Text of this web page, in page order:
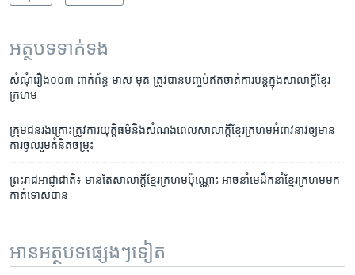
អត្ថបទ​ទាក់ទង
សំណុំរឿង​០០៣ ពាក់ព័ន្ធ មាស មុត ត្រូវបាន​បញ្ចប់​ឥត​ចាត់ការ​បន្ត​ក្នុង​សាលាក្តី​ខ្មែរ
ក្រហម
ក្រុម​ជន​រងគ្រោះ​ត្រូវការ​យុត្តិធម៌​និង​សំណង​ពេល​សាលា​ក្តី​ខ្មែរក្រហម​អំពាវនាវ​ឲ្យមាន​
ការ​ចូលរួម​គំនិតចម្រុះ​
ព្រះរាជអាជ្ញាជាតិ៖ មាន​តែ​សាលាក្តី​ខ្មែរ​ក្រហម​ប៉ុណ្ណោះ អាច​នាំ​មេដឹកនាំ​ខ្មែរ​ក្រហម​មក​
កាត់ទោស​បាន
អានអត្ថបទផ្សេងៗទៀត